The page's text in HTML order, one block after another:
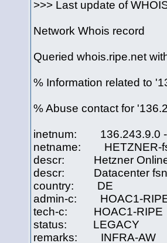
>>> Last update of
Network Whois record
Queried whois.ripe.net
% Information related to
% Abuse contact for
inetnum: 136.243.9.0 -
netname: HETZNER-
descr: Hetzner Online
descr: Datacenter
country: DE
admin-c: HOAC1-
tech-c: HOAC1-RIPE
status: LEGACY
remarks: INFRA-AW